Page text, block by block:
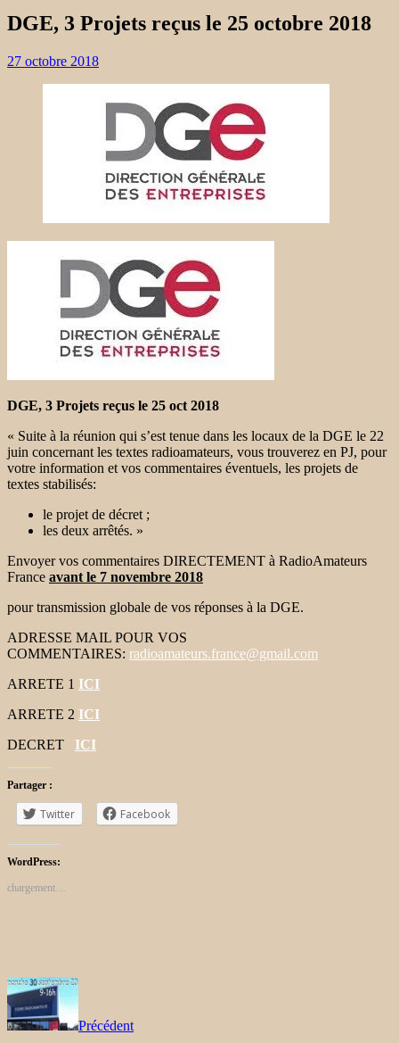
DGE, 3 Projets reçus le 25 octobre 2018
27 octobre 2018
DGE, 3 Projets reçus le 25 oct 2018
« Suite à la réunion qui s’est tenue dans les locaux de la DGE le 22
juin concernant les textes radioamateurs, vous trouverez en PJ, pour
votre information et vos commentaires éventuels, les projets de
textes stabilisés:
le projet de décret ;
les deux arrêtés. »
Envoyer vos commentaires DIRECTEMENT à RadioAmateurs
France avant le 7 novembre 2018
pour transmission globale de vos réponses à la DGE.
ADRESSE MAIL POUR VOS
COMMENTAIRES: radioamateurs.france@gmail.com
ARRETE 1 ICI
ARRETE 2 ICI
DECRET ICI
Partager :
Twitter Facebook
WordPress:
chargement…
Précédent